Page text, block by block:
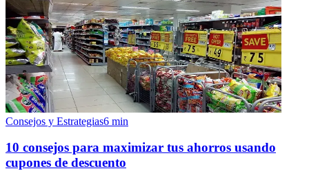
Consejos y Estrategias6 min
10 consejos para maximizar tus ahorros usando
cupones de descuento